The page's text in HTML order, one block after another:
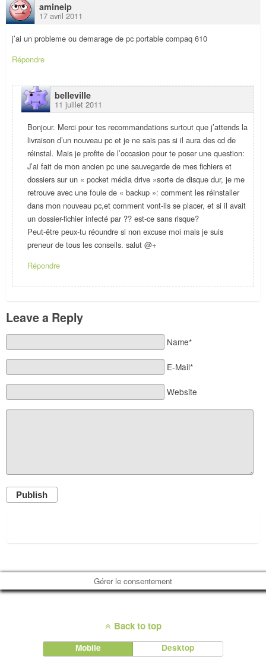
amineip
17 avril 2011
j’ai un probleme ou demarage de pc portable compaq 610
Répondre
belleville
11 juillet 2011
Bonjour. Merci pour tes recommandations surtout que j’attends la
livraison d’un nouveau pc et je ne sais pas si il aura des cd de
réinstal. Mais je profite de l’occasion pour te poser une question:
J’ai fait de mon ancien pc une sauvegarde de mes fichiers et
dossiers sur un « pocket média drive »sorte de disque dur, je me
retrouve avec une foule de « backup »: comment les réinstaller
dans mon nouveau pc,et comment vont-ils se placer, et si il avait
un dossier-fichier infecté par ?? est-ce sans risque?
Peut-être peux-tu réoundre si non excuse moi mais je suis
preneur de tous les conseils. salut @+
Répondre
Leave a Reply
Name*
E-Mail*
Website
Publish
Gérer le consentement
Back to top
Mobile Desktop